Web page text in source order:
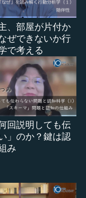
んな...
、部屋が片付か
ぜできないか行
で考える
回説明しても伝
」のか？鍵は認
み